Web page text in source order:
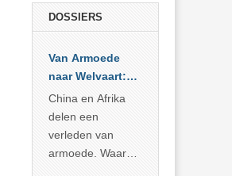
DOSSIERS
Van Armoede
naar Welvaart:
Wat Afrika kan
leren van
China’s
economisch
China en Afrika
delen een
verleden van
armoede. Waar